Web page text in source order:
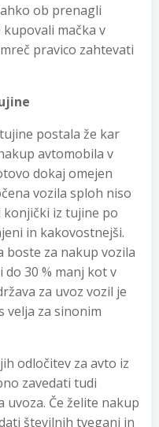
ob prenagli
mačka v
pravico zahtevati
postala že kar
avtomobila v
dokaj omejen
vozila sploh niso
konjički iz tujine po
in kakovostnejši.
boste za nakup vozila
30 % manj kot v
za uvoz vozil je
velja za sinonim
odločitev za avto iz
zavedati tudi
Če želite nakup
številnih tveganj in